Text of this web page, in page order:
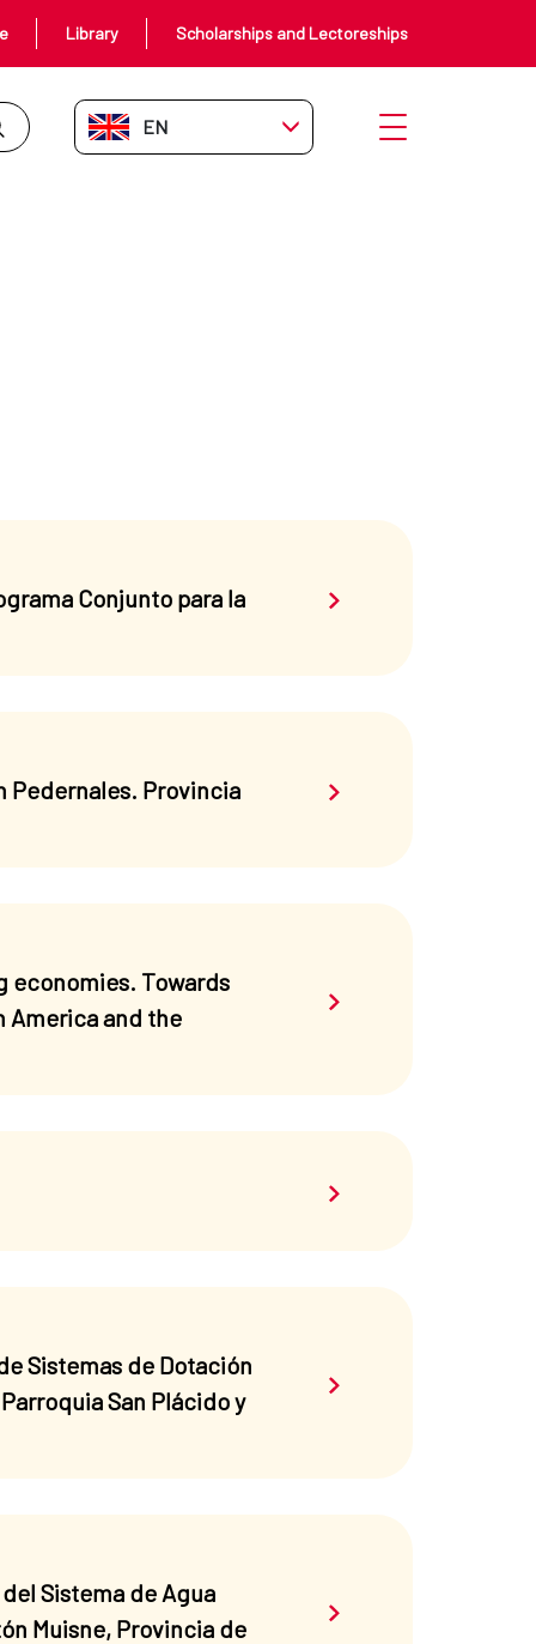
Library Scholarships and Lectoreships
EN-GB Open menu
Conjunto para la
Saber más sobre el
Pedernales. Provincia
Saber más sobre el
economies. Towards
America and the
Saber más sobre el
Saber más sobre el
Sistemas de Dotación
San Plácido y
Saber más sobre el
Sistema de Agua
Muisne, Provincia de
Saber más sobre el